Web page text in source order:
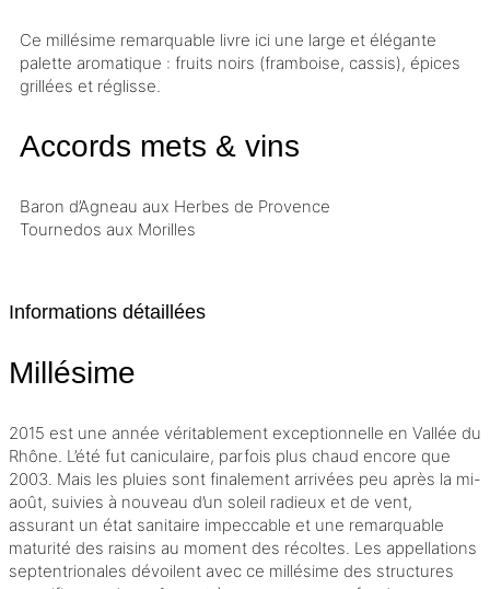
Ce millésime remarquable livre ici une large et élégante
palette aromatique : fruits noirs (framboise, cassis), épices
grillées et réglisse.
Accords mets & vins
Baron d’Agneau aux Herbes de Provence
Tournedos aux Morilles
Informations détaillées
Millésime
2015 est une année véritablement exceptionnelle en Vallée du
Rhône. L’été fut caniculaire, parfois plus chaud encore que
2003. Mais les pluies sont finalement arrivées peu après la mi-
août, suivies à nouveau d’un soleil radieux et de vent,
assurant un état sanitaire impeccable et une remarquable
maturité des raisins au moment des récoltes. Les appellations
septentrionales dévoilent avec ce millésime des structures